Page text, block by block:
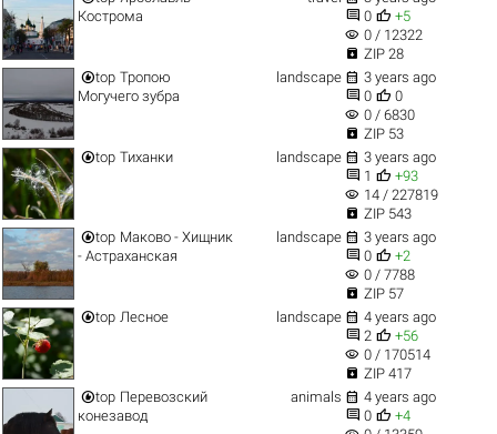
Кострома
 0  +5
visibility 0 / 12322
 ZIP 28
top Тропою
Могучего зубра
landscape  3 years ago
 0  0
visibility 0 / 6830
 ZIP 53
top Тиханки landscape  3 years ago
 1  +93
visibility 14 / 227819
 ZIP 543
top Маково - Хищник
- Астраханская
landscape  3 years ago
 0  +2
visibility 0 / 7788
 ZIP 57
top Лесное landscape  4 years ago
 2  +56
visibility 0 / 170514
 ZIP 417
top Перевозский
конезавод
animals  4 years ago
 0  +4